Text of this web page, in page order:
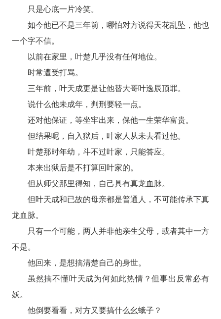
只是心底一片冷笑。
如今他已不是三年前，哪怕对方说得天花乱坠，他也
一个字不信。
以前在家里，叶楚几乎没有任何地位。
时常遭受打骂。
三年前，叶天成更是让他替大哥叶逸辰顶罪。
说什么他未成年，判刑要轻一点。
还对他保证，等坐牢出来，保他一生荣华富贵。
但结果呢，自入狱后，叶家人从未去看过他。
叶楚那时年幼，斗不过叶家，只能答应。
本来出狱后是不打算回叶家的。
但从师父那里得知，自己具有真龙血脉。
但叶天成和已故的母亲都是普通人，不可能传承下真
龙血脉。
只有一个可能，两人并非他亲生父母，或者其中一方
不是。
他回来，是想搞清楚自己的身世。
虽然搞不懂叶天成为何如此热情？但事出反常必有
妖。
他倒要看看，对方又要搞什么幺蛾子？